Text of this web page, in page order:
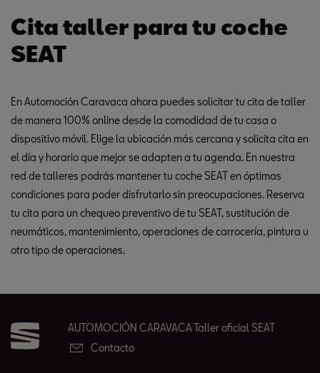
Cita taller para tu coche
SEAT
En Automoción Caravaca ahora puedes solicitar tu cita de taller
de manera 100% online desde la comodidad de tu casa o
dispositivo móvil. Elige la ubicación más cercana y solicita cita en
el día y horario que mejor se adapten a tu agenda. En nuestra
red de talleres podrás mantener tu coche SEAT en óptimas
condiciones para poder disfrutarlo sin preocupaciones. Reserva
tu cita para un chequeo preventivo de tu SEAT, sustitución de
neumáticos, mantenimiento, operaciones de carrocería, pintura u
otro tipo de operaciones.
AUTOMOCIÓN CARAVACA Taller oficial SEAT
Contacto